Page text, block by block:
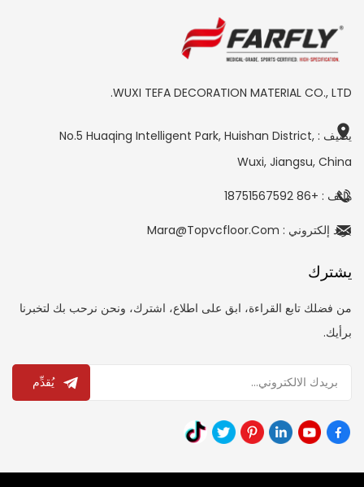
WUXI TEFA DECORATION MATERIAL CO., LTD.
يضيف : No.5 Huaqing Intelligent Park, Huishan District,
Wuxi, Jiangsu, China
هاتف : +86 18751567592
بريد إلكتروني : Mara@topvcfloor.com
يشترك
من فضلك تابع القراءة، ابق على اطلاع، اشترك، ونحن نرحب بك لتخبرنا
برأيك.
يُقدِّم